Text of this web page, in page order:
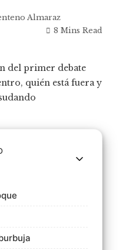
Almaraz
8 Mins Read